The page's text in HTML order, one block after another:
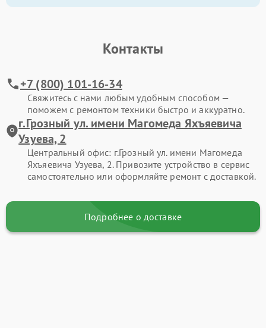
Контакты
+7 (800) 101-16-34
Свяжитесь с нами любым удобным способом —
поможем с ремонтом техники быстро и аккуратно.
г.Грозный ул. имени Магомеда Яхъяевича
Узуева, 2
Центральный офис: г.Грозный ул. имени Магомеда
Яхъяевича Узуева, 2. Привозите устройство в сервис
самостоятельно или оформляйте ремонт с доставкой.
Подробнее о доставке